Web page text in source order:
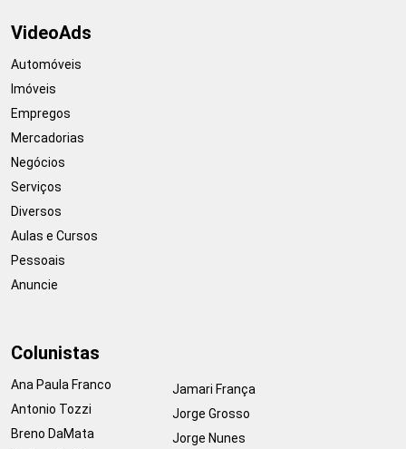
VideoAds
Automóveis
Imóveis
Empregos
Mercadorias
Negócios
Serviços
Diversos
Aulas e Cursos
Pessoais
Anuncie
Colunistas
Ana Paula Franco
Antonio Tozzi
Breno DaMata
Jamari França
Jorge Grosso
Jorge Nunes